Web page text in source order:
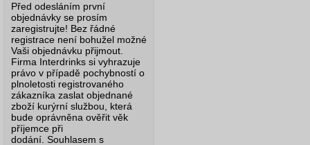
Před odesláním první
objednávky se prosím
zaregistrujte! Bez řádné
registrace není bohužel možné
Vaši objednávku přijmout.
Firma Interdrinks si vyhrazuje
právo v případě pochybností o
plnoletosti registrovaného
zákazníka zaslat objednané
zboží kurýrní službou, která
bude oprávněna ověřit věk
příjemce při
dodání. Souhlasem s